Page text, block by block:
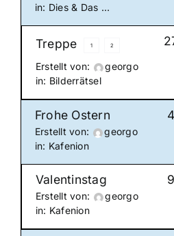
in: Dies & Das …
Treppe 1 2
Erstellt von:
georgo
in: Bilderrätsel
Frohe Ostern
Erstellt von:
georgo
in: Kafenion
4
Valentinstag
Erstellt von:
georgo
in: Kafenion
9